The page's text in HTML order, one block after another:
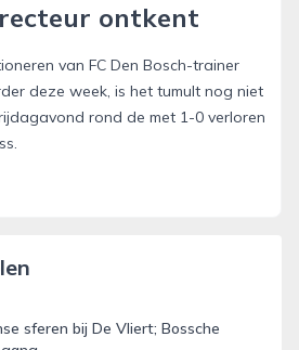
ontkent
van FC Den Bosch-trainer
deze week, is het tumult nog niet
rond de met 1-0 verloren
sferen bij De Vliert; Bossche